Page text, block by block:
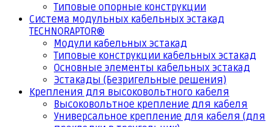
Типовые опорные конструкции
Система модульных кабельных эстакад
TECHNORAPTOR®
Модули кабельных эстакад
Типовые конструкции кабельных эстакад
Основные элементы кабельных эстакад
Эстакады (Безригельные решения)
Крепления для высоковольтного кабеля
Высоковольтное крепление для кабеля
Универсальное крепление для кабеля (для